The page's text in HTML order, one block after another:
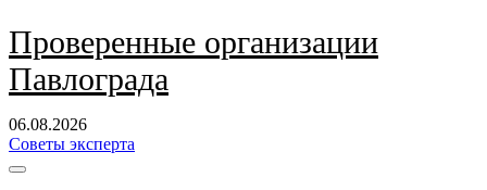
Перейти
к
содержанию
Проверенные организации
Павлограда
06.08.2026
Советы эксперта